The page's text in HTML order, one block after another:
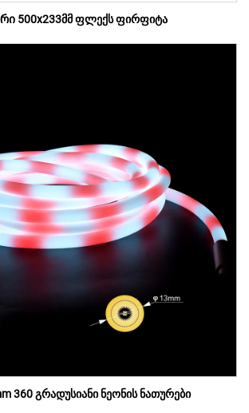
500x233მმ ფლექს ფირფიტა
360 გრადუსიანი ნეონის ნათურები